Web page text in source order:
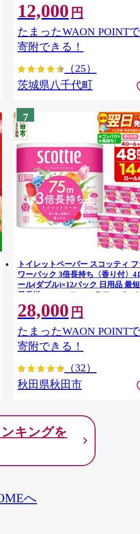
気 茨城 八千代町 ふるさと納税 冷凍
[SF951ya]
12,000 円
たまったWAON POINTで
寄附できる！
（25）
茨城県八千代町
7
トイレットペーパー スコッティ フ
ワーパック 3倍長持ち〈香り付〉4
ール(ダブル)×12パック 日用品 最
日発送 [スコッティ フラワーパック
トイレットペーパー 日本製紙クレシ
ア] 秋田県秋田市
28,000 円
たまったWAON POINTで
寄附できる！
（32）
秋田県秋田市
キングを
へ